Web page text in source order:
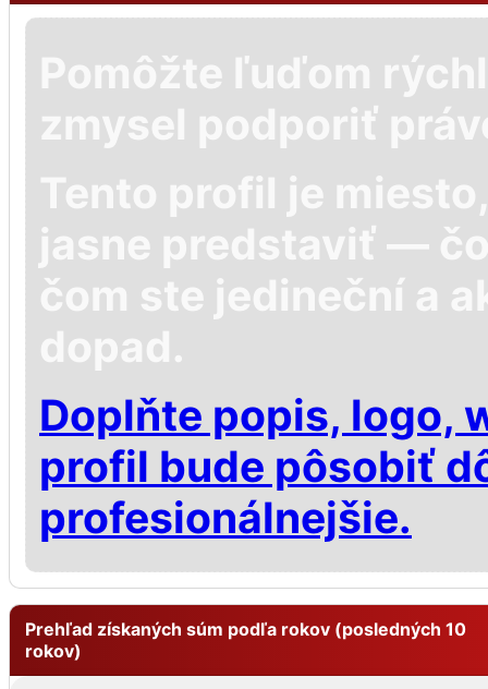
Pomôžte ľuďom
zmysel podporiť
Tento profil je
jasne predstaviť —
čom ste jedineční a
dopad.
Doplňte popis, logo,
profil bude pôsobiť
profesionálnejšie.
Prehľad získaných súm podľa rokov (posledných 10
rokov)